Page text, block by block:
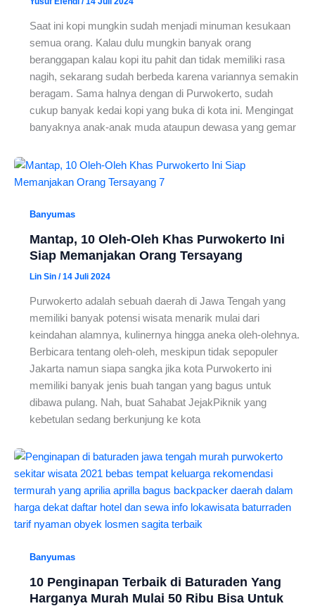
Saat ini kopi mungkin sudah menjadi minuman kesukaan
semua orang. Kalau dulu mungkin banyak orang
beranggapan kalau kopi itu pahit dan tidak memiliki rasa
nagih, sekarang sudah berbeda karena variannya semakin
beragam. Sama halnya dengan di Purwokerto, sudah
cukup banyak kedai kopi yang buka di kota ini. Mengingat
banyaknya anak-anak muda ataupun dewasa yang gemar
Banyumas
Mantap, 10 Oleh-Oleh Khas Purwokerto Ini
Siap Memanjakan Orang Tersayang
Lin Sin /14 Juli 2024
Purwokerto adalah sebuah daerah di Jawa Tengah yang
memiliki banyak potensi wisata menarik mulai dari
keindahan alamnya, kulinernya hingga aneka oleh-olehnya.
Berbicara tentang oleh-oleh, meskipun tidak sepopuler
Jakarta namun siapa sangka jika kota Purwokerto ini
memiliki banyak jenis buah tangan yang bagus untuk
dibawa pulang. Nah, buat Sahabat JejakPiknik yang
kebetulan sedang berkunjung ke kota
Banyumas
10 Penginapan Terbaik di Baturaden Yang
Harganya Murah Mulai 50 Ribu Bisa Untuk